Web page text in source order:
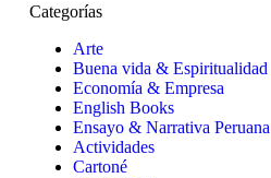
Categorías
Arte
Buena vida & Espiritualidad
Economía & Empresa
English Books
Ensayo & Narrativa Peruana
Actividades
Cartoné